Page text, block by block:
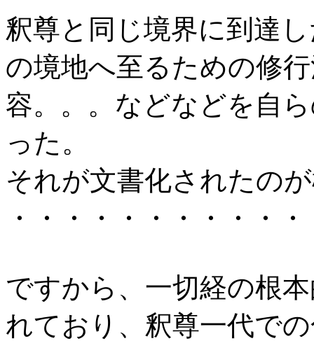
釈尊と同じ境界に到達
の境地へ至るための修
容。。。などなどを自
った。
それが文書化されたの
・・・・・・・・・・
ですから、一切経の根
れており、釈尊一代で